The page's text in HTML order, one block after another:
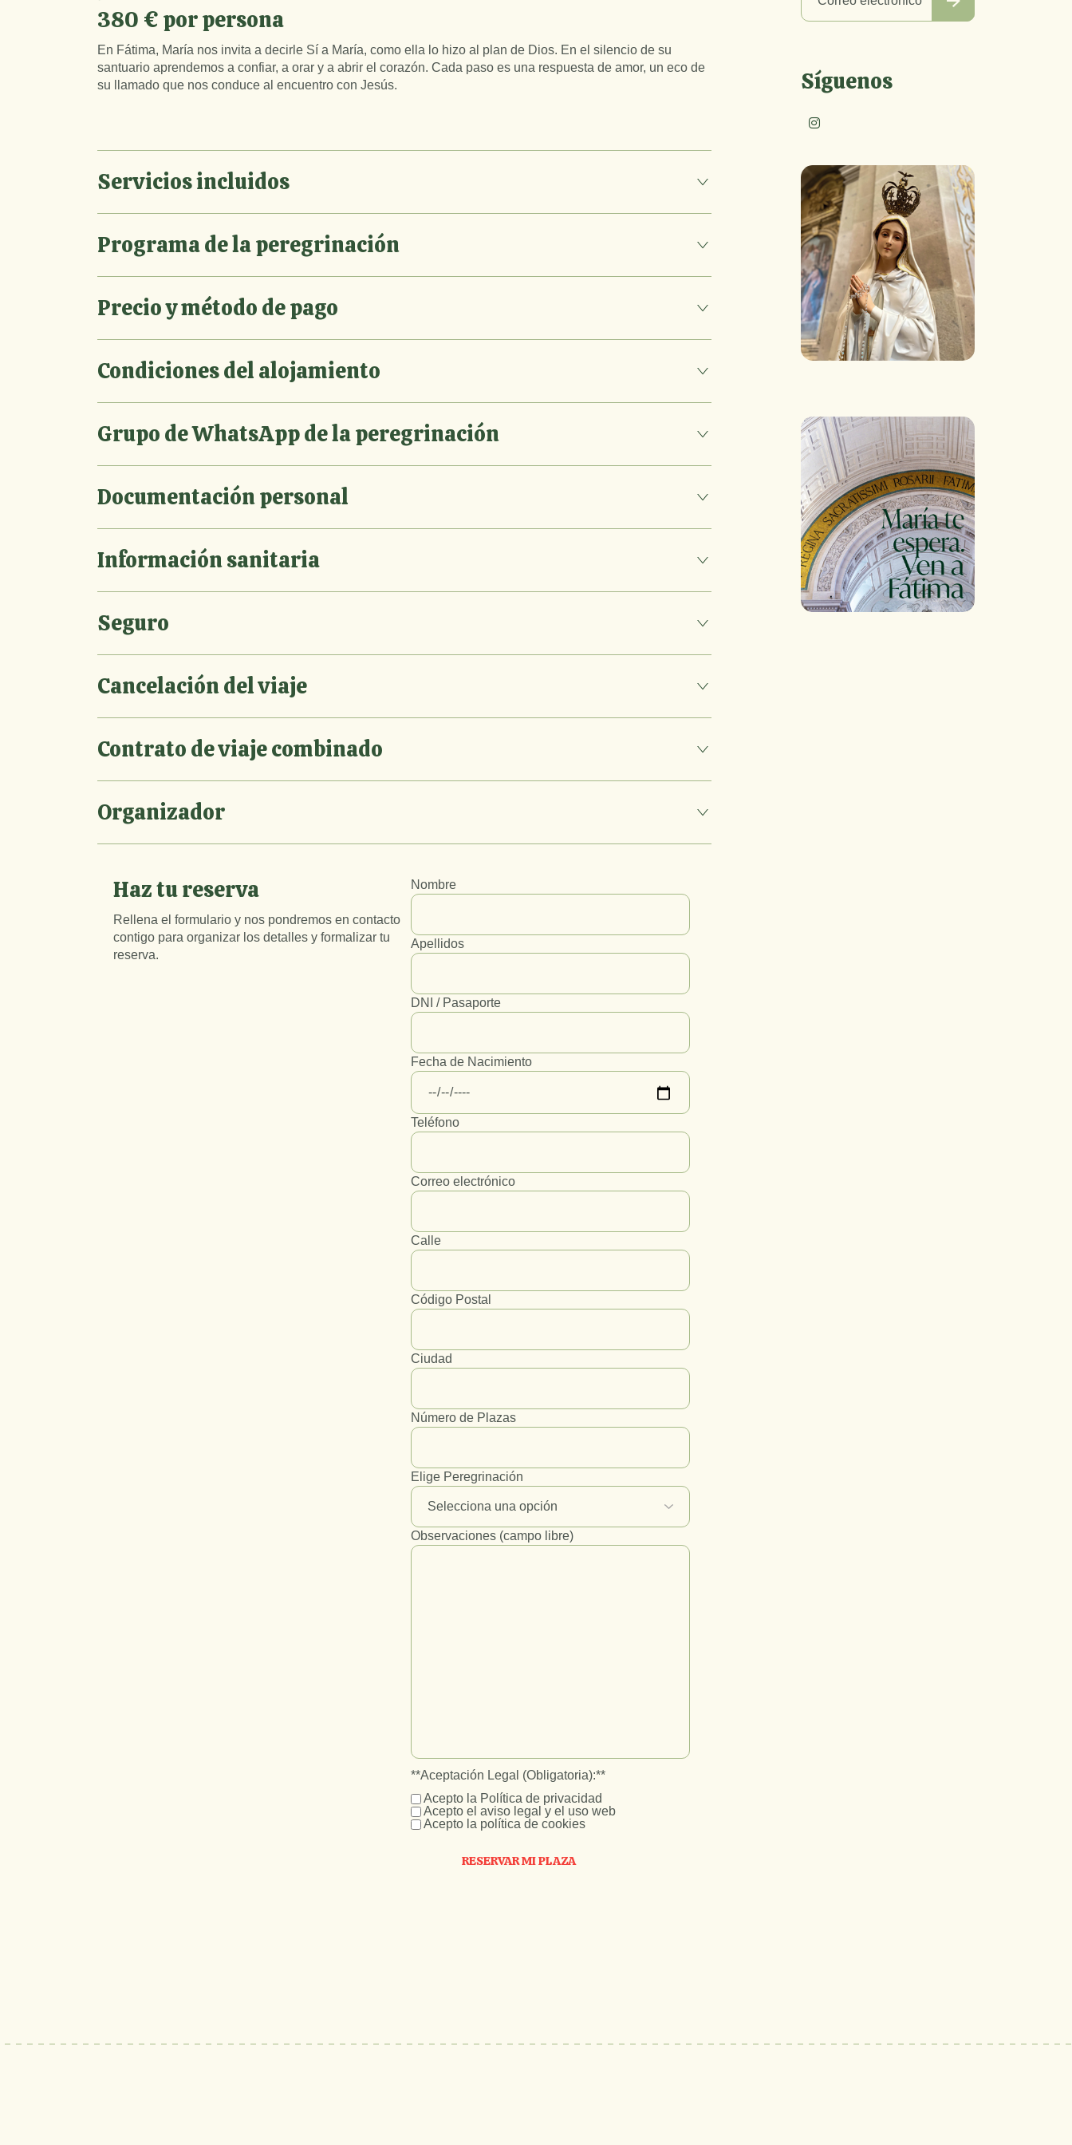
380 € por persona
En Fátima, María nos invita a decirle Sí a María, como ella lo hizo al plan de Dios. En el silencio de su
santuario aprendemos a confiar, a orar y a abrir el corazón. Cada paso es una respuesta de amor, un eco de
su llamado que nos conduce al encuentro con Jesús.
Servicios incluidos
Programa de la peregrinación
Precio y método de pago
Condiciones del alojamiento
Grupo de WhatsApp de la peregrinación
Documentación personal
Información sanitaria
Seguro
Cancelación del viaje
Contrato de viaje combinado
Organizador
Haz tu reserva
Rellena el formulario y nos pondremos en contacto
contigo para organizar los detalles y formalizar tu
reserva.
Nombre
Apellidos
DNI / Pasaporte
Fecha de Nacimiento
Teléfono
Correo electrónico
Calle
Código Postal
Ciudad
Número de Plazas
Elige Peregrinación
Observaciones (campo libre)
**Aceptación Legal (Obligatoria):**
Acepto la Política de privacidad
Acepto el aviso legal y el uso web
Acepto la política de cookies
RESERVAR MI PLAZA
Síguenos